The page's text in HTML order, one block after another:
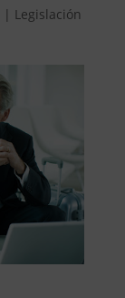
| Legislación